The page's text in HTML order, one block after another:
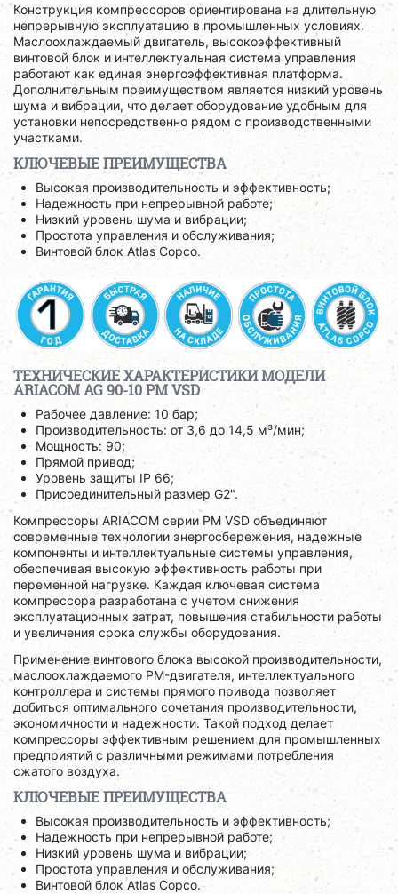
Конструкция компрессоров ориентирована на длительную
непрерывную эксплуатацию в промышленных условиях.
Маслоохлаждаемый двигатель, высокоэффективный
винтовой блок и интеллектуальная система управления
работают как единая энергоэффективная платформа.
Дополнительным преимуществом является низкий уровень
шума и вибрации, что делает оборудование удобным для
установки непосредственно рядом с производственными
участками.
КЛЮЧЕВЫЕ ПРЕИМУЩЕСТВА
Высокая производительность и эффективность;
Надежность при непрерывной работе;
Низкий уровень шума и вибрации;
Простота управления и обслуживания;
Винтовой блок Atlas Copco.
ТЕХНИЧЕСКИЕ ХАРАКТЕРИСТИКИ МОДЕЛИ
ARIACOM AG 90-10 PM VSD
Рабочее давление: 10 бар;
Производительность: от 3,6 до 14,5 м³/мин;
Мощность: 90;
Прямой привод;
Уровень защиты IP 66;
Присоединительный размер G2".
Компрессоры ARIACOM серии PM VSD объединяют
современные технологии энергосбережения, надежные
компоненты и интеллектуальные системы управления,
обеспечивая высокую эффективность работы при
переменной нагрузке. Каждая ключевая система
компрессора разработана с учетом снижения
эксплуатационных затрат, повышения стабильности работы
и увеличения срока службы оборудования.
Применение винтового блока высокой производительности,
маслоохлаждаемого PM-двигателя, интеллектуального
контроллера и системы прямого привода позволяет
добиться оптимального сочетания производительности,
экономичности и надежности. Такой подход делает
компрессоры эффективным решением для промышленных
предприятий с различными режимами потребления
сжатого воздуха.
КЛЮЧЕВЫЕ ПРЕИМУЩЕСТВА
Высокая производительность и эффективность;
Надежность при непрерывной работе;
Низкий уровень шума и вибрации;
Простота управления и обслуживания;
Винтовой блок Atlas Copco.